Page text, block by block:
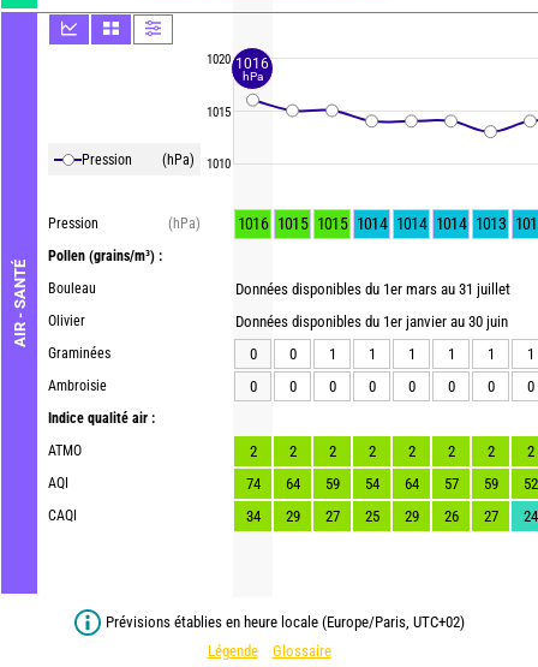
AIR - SANTÉ
Pression (hPa)
Pression
(hPa)
Pollen (grains/m³) :
Bouleau
Olivier
Graminées
Ambroisie
Indice qualité air :
ATMO
AQI
CAQI
1020
1015
1010
1016 1015 1015 1014 1014 1014 1013
Données disponibles du 1er mars au 31 juillet
Données disponibles du 1er janvier au 30 juin
0
0 1 1 1 1 1
1
0
0 0 0 0 0 0 0
2 2 2 2 2 2 2
2
74
64 59 54 64 57 59
52
34
29 27 25 29 26 27 24
Prévisions établies en heure locale (Europe/Paris, UTC+02)
Légende
Glossaire
1016
hPa